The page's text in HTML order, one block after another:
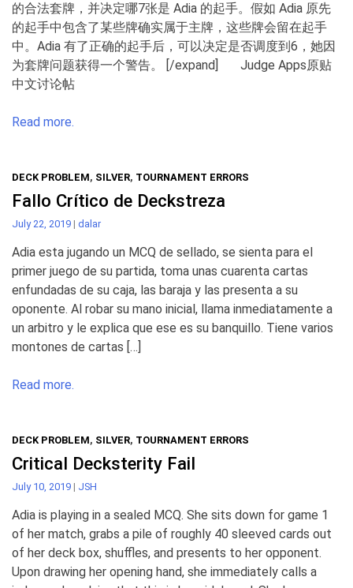
的合法套牌，并决定哪7张是 Adia 的起手。假如 Adia 原先
的起手中包含了某些牌确实属于主牌，这些牌会留在起手
中。Adia 有了正确的起手后，可以决定是否调度到6，她因
为套牌问题获得一个警告。 [/expand] Judge Apps原贴
中文讨论帖
Read more.
DECK PROBLEM, SILVER, TOURNAMENT ERRORS
Fallo Crítico de Deckstreza
July 22, 2019 | dalar
Adia esta jugando un MCQ de sellado, se sienta para el
primer juego de su partida, toma unas cuarenta cartas
enfundadas de su caja, las baraja y las presenta a su
oponente. Al robar su mano inicial, llama inmediatamente a
un arbitro y le explica que ese es su banquillo. Tiene varios
montones de cartas […]
Read more.
DECK PROBLEM, SILVER, TOURNAMENT ERRORS
Critical Decksterity Fail
July 10, 2019 | JSH
Adia is playing in a sealed MCQ. She sits down for game 1
of her match, grabs a pile of roughly 40 sleeved cards out
of her deck box, shuffles, and presents to her opponent.
Upon drawing her opening hand, she immediately calls a